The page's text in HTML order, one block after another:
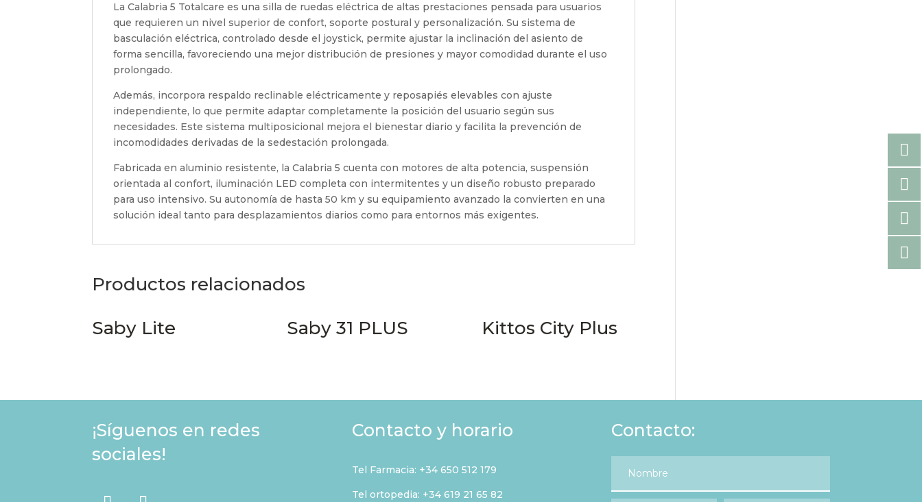
La Calabria 5 Totalcare es una silla de ruedas eléctrica de altas prestaciones pensada para usuarios
que requieren un nivel superior de confort, soporte postural y personalización. Su sistema de
basculación eléctrica, controlado desde el joystick, permite ajustar la inclinación del asiento de
forma sencilla, favoreciendo una mejor distribución de presiones y mayor comodidad durante el uso
prolongado.
Además, incorpora respaldo reclinable eléctricamente y reposapiés elevables con ajuste
independiente, lo que permite adaptar completamente la posición del usuario según sus
necesidades. Este sistema multiposicional mejora el bienestar diario y facilita la prevención de
incomodidades derivadas de la sedestación prolongada.
Fabricada en aluminio resistente, la Calabria 5 cuenta con motores de alta potencia, suspensión
orientada al confort, iluminación LED completa con intermitentes y un diseño robusto preparado
para uso intensivo. Su autonomía de hasta 50 km y su equipamiento avanzado la convierten en una
solución ideal tanto para desplazamientos diarios como para entornos más exigentes.
Productos relacionados
Saby Lite
Saby 31 PLUS Kittos City Plus
¡Síguenos en redes
sociales!
Contacto y horario
Tel Farmacia: +34 650 512 179
Tel ortopedia: +34 619 21 65 82
Contacto: